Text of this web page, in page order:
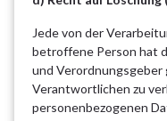
Jede von der
betroffene Person hat
und Verordnungsgeber
Verantwortlichen zu
personenbezogenen